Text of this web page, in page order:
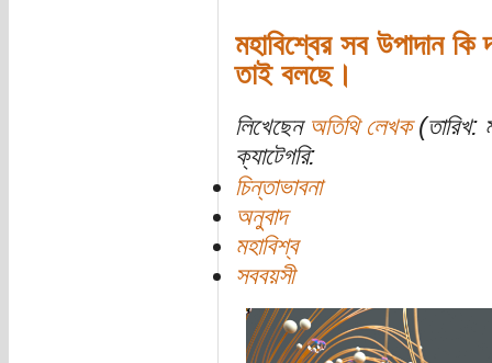
মহাবিশ্বের সব উপাদান
তাই বলছে।
লিখেছেন অতিথি লেখক(তারিখ:
ক্যাটেগরি:
চিন্তাভাবনা
অনুবাদ
মহাবিশ্ব
সববয়সী